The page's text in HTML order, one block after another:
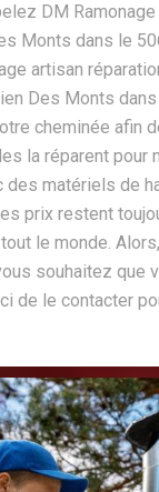
DM Ramonage
Monts dans le
artisan
Des Monts
cheminée afin
la réparent pour
des matériels de
prix restent
le monde.
souhaitez que
de le contacter